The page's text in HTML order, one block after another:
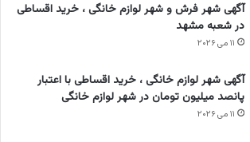
آگهی شهر فرش و شهر لوازم خانگی ، خرید اقساطی
در شعبه مشهد
۱۱ می ۲۰۲۶
آگهی شهر لوازم خانگی ، خرید اقساطی با اعتبار
پانصد میلیون تومان در شهر لوازم خانگی
۱۱ می ۲۰۲۶